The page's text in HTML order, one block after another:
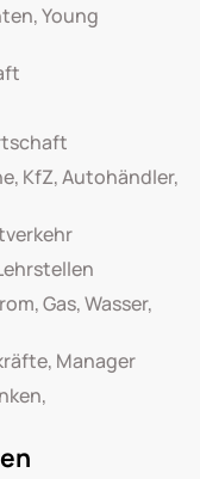
Young
KfZ, Autohändler,
Gas, Wasser,
Manager